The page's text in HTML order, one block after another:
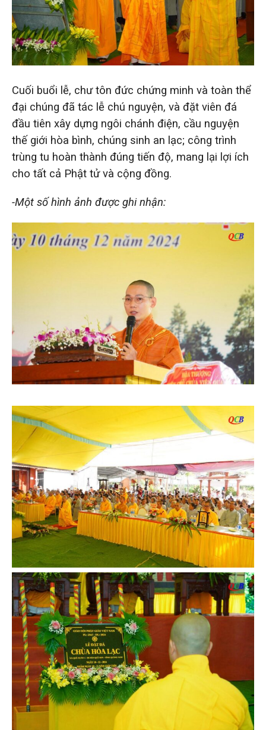
Cuối buổi lễ, chư tôn đức chứng minh và toàn thể
đại chúng đã tác lễ chú nguyện, và đặt viên đá
đầu tiên xây dựng ngôi chánh điện, cầu nguyện
thế giới hòa bình, chúng sinh an lạc; công trình
trùng tu hoàn thành đúng tiến độ, mang lại lợi ích
cho tất cả Phật tử và cộng đồng.
-Một số hình ảnh được ghi nhận: